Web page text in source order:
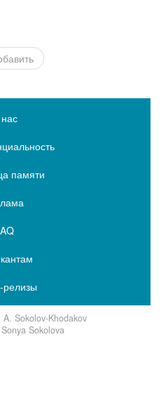
памяти
релизы
Sokolov-Khodakov
Sokolova